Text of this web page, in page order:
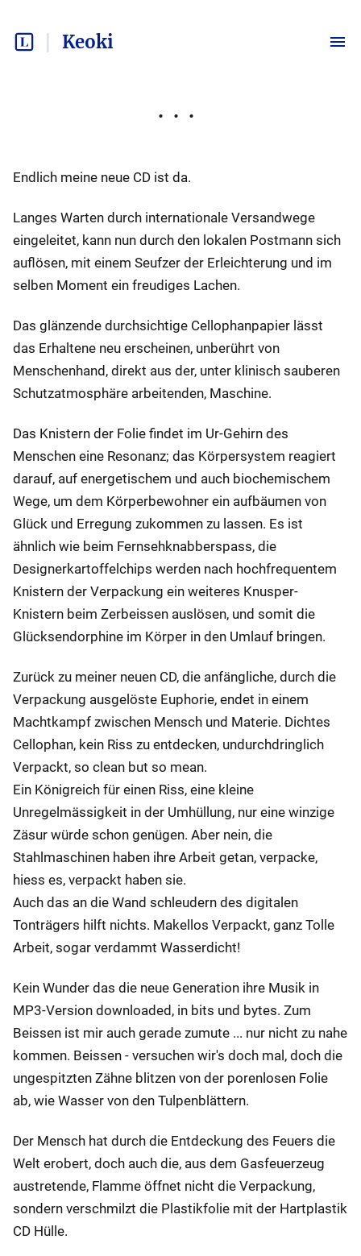
Keoki
Endlich meine neue CD ist da.
Langes Warten durch internationale Versandwege
eingeleitet, kann nun durch den lokalen Postmann sich
auflösen, mit einem Seufzer der Erleichterung und im
selben Moment ein freudiges Lachen.
Das glänzende durchsichtige Cellophanpapier lässt
das Erhaltene neu erscheinen, unberührt von
Menschenhand, direkt aus der, unter klinisch sauberen
Schutzatmosphäre arbeitenden, Maschine.
Das Knistern der Folie findet im Ur-Gehirn des
Menschen eine Resonanz; das Körpersystem reagiert
darauf, auf energetischem und auch biochemischem
Wege, um dem Körperbewohner ein aufbäumen von
Glück und Erregung zukommen zu lassen. Es ist
ähnlich wie beim Fernsehknabberspass, die
Designerkartoffelchips werden nach hochfrequentem
Knistern der Verpackung ein weiteres Knusper-
Knistern beim Zerbeissen auslösen, und somit die
Glücksendorphine im Körper in den Umlauf bringen.
Zurück zu meiner neuen CD, die anfängliche, durch die
Verpackung ausgelöste Euphorie, endet in einem
Machtkampf zwischen Mensch und Materie. Dichtes
Cellophan, kein Riss zu entdecken, undurchdringlich
Verpackt, so clean but so mean.
Ein Königreich für einen Riss, eine kleine
Unregelmässigkeit in der Umhüllung, nur eine winzige
Zäsur würde schon genügen. Aber nein, die
Stahlmaschinen haben ihre Arbeit getan, verpacke,
hiess es, verpackt haben sie.
Auch das an die Wand schleudern des digitalen
Tonträgers hilft nichts. Makellos Verpackt, ganz Tolle
Arbeit, sogar verdammt Wasserdicht!
Kein Wunder das die neue Generation ihre Musik in
MP3-Version downloaded, in bits und bytes. Zum
Beissen ist mir auch gerade zumute ... nur nicht zu nahe
kommen. Beissen - versuchen wir's doch mal, doch die
ungespitzten Zähne blitzen von der porenlosen Folie
ab, wie Wasser von den Tulpenblättern.
Der Mensch hat durch die Entdeckung des Feuers die
Welt erobert, doch auch die, aus dem Gasfeuerzeug
austretende, Flamme öffnet nicht die Verpackung,
sondern verschmilzt die Plastikfolie mit der Hartplastik
CD Hülle.